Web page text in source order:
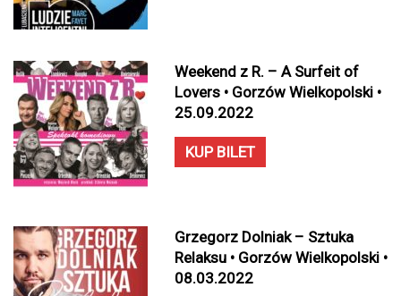
Weekend z R. – A Surfeit of
Lovers • Gorzów Wielkopolski •
25.09.2022
KUP BILET
Grzegorz Dolniak – Sztuka
Relaksu • Gorzów Wielkopolski •
08.03.2022